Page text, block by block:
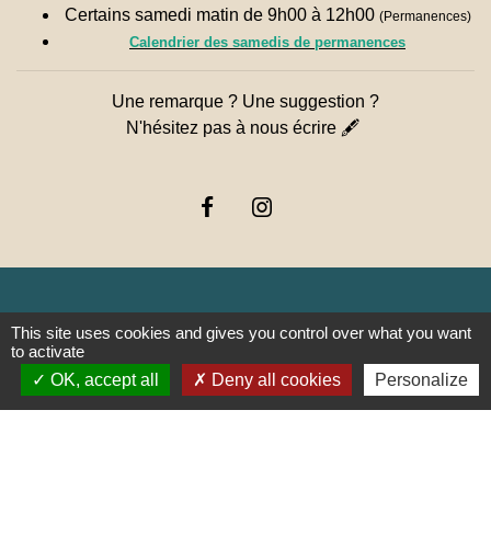
Certains samedi matin de 9h00 à 12h00 (Permanences)
Calendrier des samedis de permanences
Une remarque ? Une suggestion ?
N'hésitez pas à nous écrire 🖋
Liens
This site uses cookies and gives you control over what you want
to activate
OK, accept all
Deny all cookies Personalize